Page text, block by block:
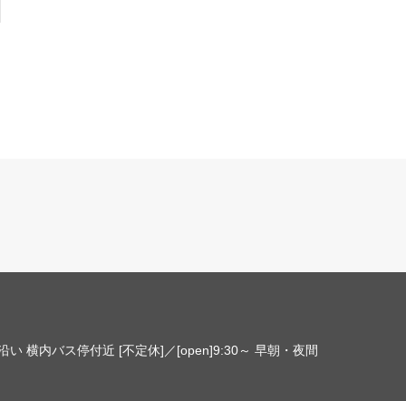
横内バス停付近 [不定休]／[open]9:30～ 早朝・夜間